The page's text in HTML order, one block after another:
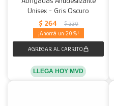
Unisex - Gris Oscuro
$ 264 $ 330
20
LLEGA HOY MVD
Mesas
Calefactores
Acolchados y Frazadas
Fundas
Decoración
Accesorios para el hogar
Herramientas
Accesorios
Muebles Infantiles